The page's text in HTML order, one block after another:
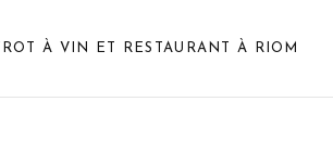
À VIN ET RESTAURANT À RIOM